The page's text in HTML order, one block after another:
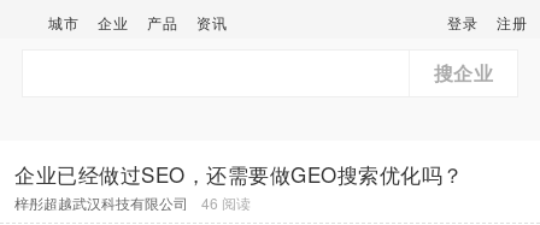
城市 企业 产品 资讯 登录 注册
搜企业
企业已经做过SEO，还需要做GEO搜索优化吗？
梓彤超越武汉科技有限公司 46 阅读